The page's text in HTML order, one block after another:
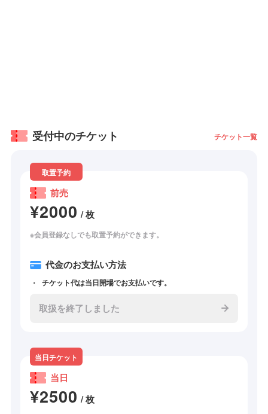
受付中のチケット チケット一覧
取置予約
前売
¥2000 / 枚
※会員登録なしでも取置予約ができます。
代金のお支払い方法
チケット代は当日開場でお支払いです。
取扱を終了しました
当日チケット
当日
¥2500 / 枚